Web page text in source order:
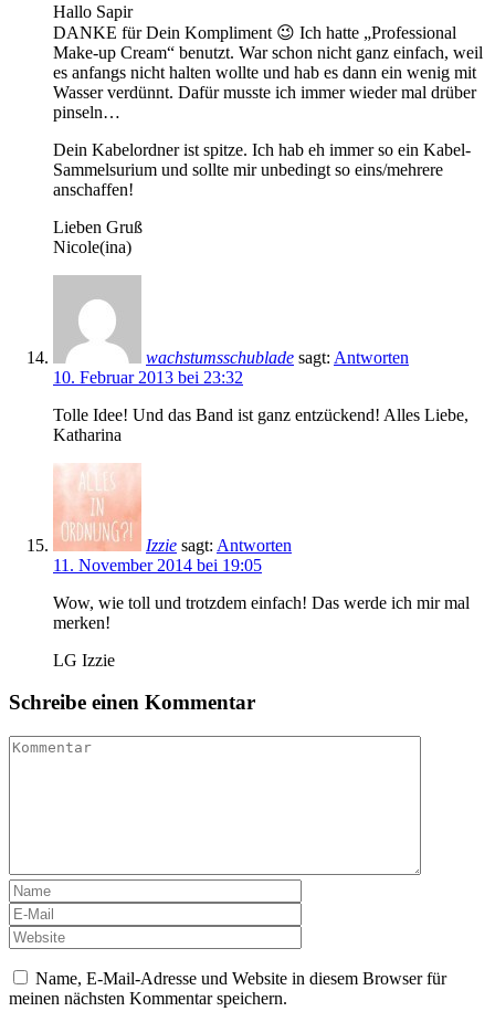
Hallo Sapir
DANKE für Dein Kompliment 😉 Ich hatte „Professional
Make-up Cream“ benutzt. War schon nicht ganz einfach, weil
es anfangs nicht halten wollte und hab es dann ein wenig mit
Wasser verdünnt. Dafür musste ich immer wieder mal drüber
pinseln…
Dein Kabelordner ist spitze. Ich hab eh immer so ein Kabel-
Sammelsurium und sollte mir unbedingt so eins/mehrere
anschaffen!
Lieben Gruß
Nicole(ina)
wachstumsschublade sagt: Antworten
10. Februar 2013 bei 23:32
Tolle Idee! Und das Band ist ganz entzückend! Alles Liebe,
Katharina
Izzie sagt: Antworten
11. November 2014 bei 19:05
Wow, wie toll und trotzdem einfach! Das werde ich mir mal
merken!
LG Izzie
Schreibe einen Kommentar
Name, E-Mail-Adresse und Website in diesem Browser für
meinen nächsten Kommentar speichern.